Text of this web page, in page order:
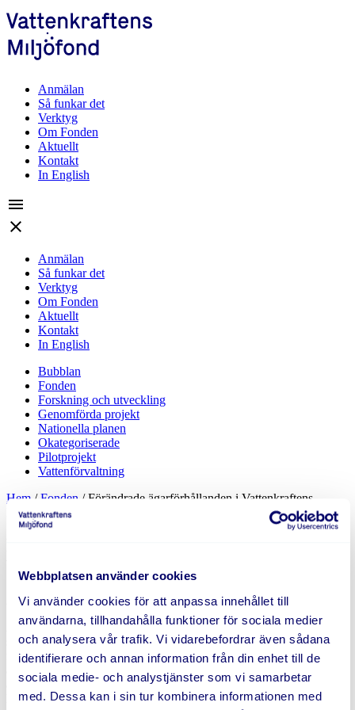
Webbplatsen använder cookies
Vi använder cookies för att anpassa innehållet till
användarna, tillhandahålla funktioner för sociala medier
och analysera vår trafik. Vi vidarebefordrar även sådana
identifierare och annan information från din enhet till de
sociala medie- och analystjänster som vi samarbetar
med. Dessa kan i sin tur kombinera informationen med
Anmälan
Så funkar det
Verktyg
Om Fonden
Aktuellt
Kontakt
In English
menu
close
Anmälan
Så funkar det
Verktyg
Om Fonden
Aktuellt
Kontakt
In English
Bubblan
Fonden
Forskning och utveckling
Genomförda projekt
Nationella planen
Okategoriserade
Pilotprojekt
Vattenförvaltning
Hem /Fonden /Förändrade ägarförhållanden i Vattenkraftens
Miljöfond
Vattenkraftens Miljöfond
24 februari, 2026
Ägarförhållandena för Fonden har ändrats på så sätt att Holmen
sedan ägarmötet i februari inte längre är delägare i Fonden. Detta till
följd av ett beslut om utträde som Holmen fattat under det senaste
året och som godkänts av Fondens ägare. Holmen har varit en av
ägarna i Fonden sedan 2023. Holmen motiverar sitt utträde med
hänsyn till att deras verksamhetsportfölj skiljer sig väsentligt från